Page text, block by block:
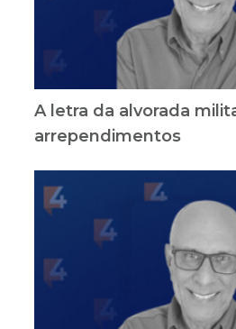
A letra da alvorada
arrependimentos